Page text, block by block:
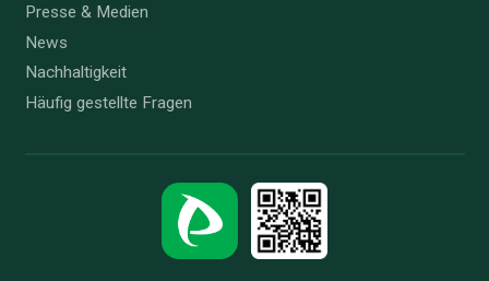
Presse & Medien
News
Nachhaltigkeit
Häufig gestellte Fragen